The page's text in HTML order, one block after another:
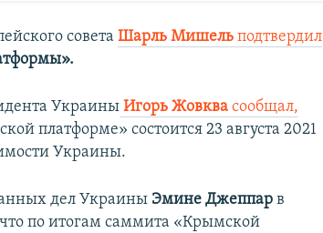
советаШарль Мишельподтвердил
Украины Игорь Жовквасообщал,
платформе» состоится 23 августа 2021
Украины.
дел Украины Эмине Джеппарв
что по итогам саммита «Крымской